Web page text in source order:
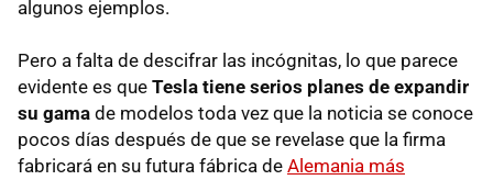
algunos ejemplos.
Pero a falta de descifrar las incógnitas, lo que parece
evidente es que Tesla tiene serios planes de expandir
su gama de modelos toda vez que la noticia se conoce
pocos días después de que se revelase que la firma
fabricará en su futura fábrica de Alemania más